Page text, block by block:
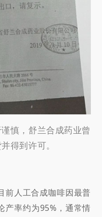
慎，舒兰合成药业曾
得到许可。
前人工合成咖啡因最普
产率约为95%，通常情